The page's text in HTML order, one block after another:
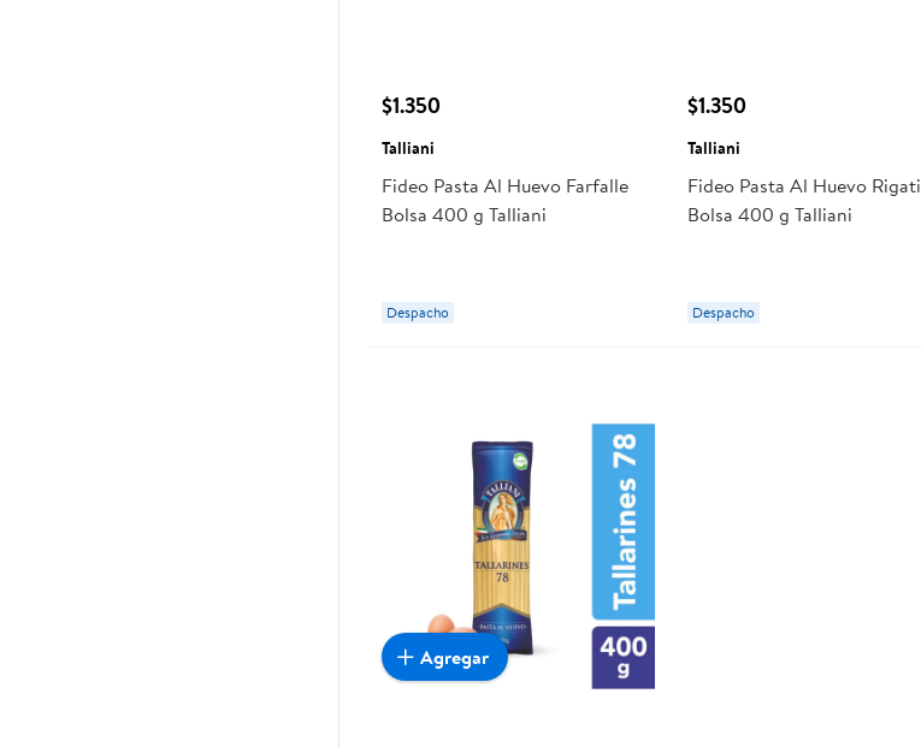
$1.350
Talliani
Fideo Pasta Al Huevo Farfalle
Bolsa 400 g Talliani
Despacho
$1.350
Talliani
Fideo Pasta Al Huevo Rigati
Bolsa 400 g Talliani
Despacho
Agregar